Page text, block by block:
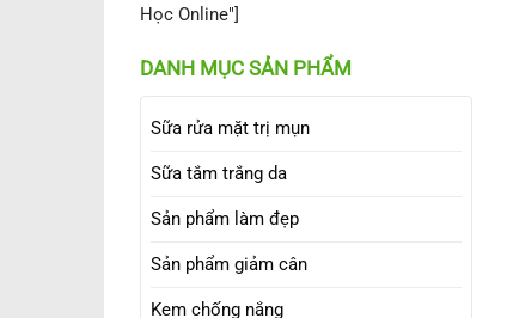
Học Online"]
DANH MỤC SẢN PHẨM
Sữa rửa mặt trị mụn
Sữa tắm trắng da
Sản phẩm làm đẹp
Sản phẩm giảm cân
Kem chống nắng